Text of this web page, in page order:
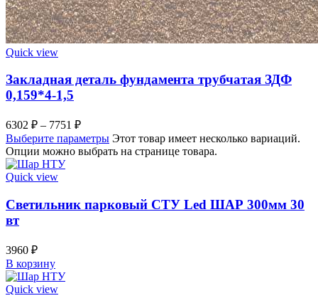
Quick view
Закладная деталь фундамента трубчатая ЗДФ
0,159*4-1,5
6302 ₽ – 7751 ₽
Выберите параметры Этот товар имеет несколько вариаций.
Опции можно выбрать на странице товара.
Quick view
Светильник парковый СТУ Led ШАР 300мм 30
вт
3960 ₽
В корзину
Quick view